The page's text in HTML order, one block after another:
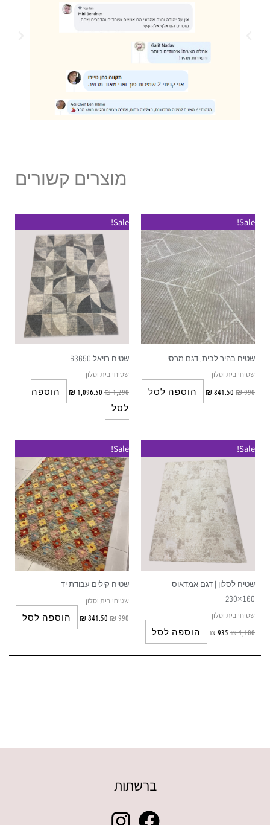
מוצרים קשורים
Sale!
שטיח בהיר לבית, דגם מרסי
שטיחי בית וסלון
₪990
₪ 841.50 הוספה לסל
Sale!
שטיח רויאל 63650
שטיחי בית וסלון
₪1,290
₪ 1,096.50
הוספה
לסל
Sale!
שטיח לסלון | דגם אמדאוס |
160×230
שטיחי בית וסלון
₪1,100
₪ 935 הוספה לסל
Sale!
שטיח קילים עבודת יד
שטיחי בית וסלון
₪990
₪ 841.50 הוספה לסל
ברשתות